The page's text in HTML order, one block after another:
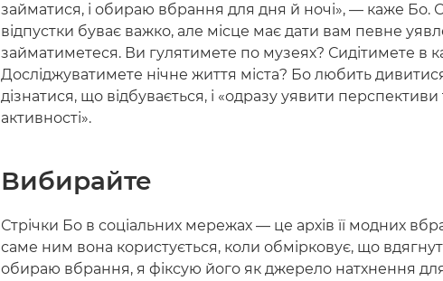
займатися, і обираю вбрання для дня й ночі», — каже Бо.
відпустки буває важко, але місце має дати вам певне
займатиметеся. Ви гулятимете по музеях? Сидітимете в
Досліджуватимете нічне життя міста? Бо любить
дізнатися, що відбувається, і «одразу уявити перспективи
активності».
Вибирайте
Стрічки Бо в соціальних мережах — це архів її модних
саме ним вона користується, коли обмірковує, що
обираю вбрання, я фіксую його як джерело натхнення